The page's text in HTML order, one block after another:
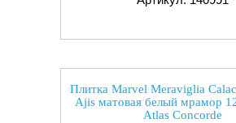
Плитка Marvel Meraviglia
Ajis матовая белый мрамор
Atlas Concorde